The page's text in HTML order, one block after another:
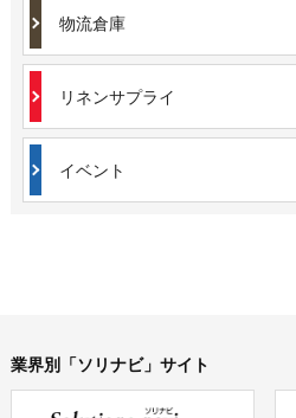
物流倉庫
リネンサプライ
イベント
業界別「ソリナビ」サイト